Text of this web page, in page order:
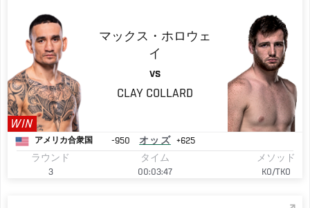
WIN
マックス・ホロウェ
イ
VS
CLAY COLLARD
アメリカ合衆国 -950 オッズ
+625
ラウンド
3
タイム
00:03:47
メソッド
KO/TKO